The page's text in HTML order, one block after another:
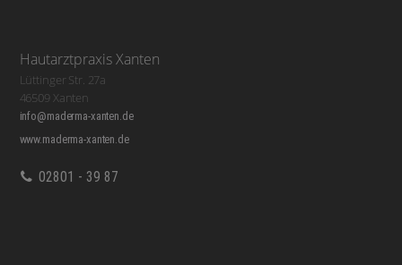
Hautarztpraxis Xanten
Lüttinger Str. 27a
46509 Xanten
info@maderma-xanten.de
www.maderma-xanten.de
02801 - 39 87